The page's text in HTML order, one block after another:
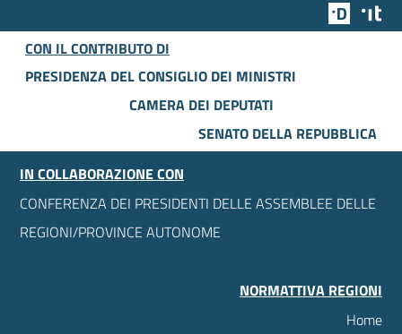
Team
CON IL CONTRIBUTO DI
PRESIDENZA DEL CONSIGLIO DEI MINISTRI
CAMERA DEI DEPUTATI
SENATO DELLA REPUBBLICA
IN COLLABORAZIONE CON
CONFERENZA DEI PRESIDENTI DELLE ASSEMBLEE DELLE
REGIONI/PROVINCE AUTONOME
NORMATTIVA REGIONI
Home